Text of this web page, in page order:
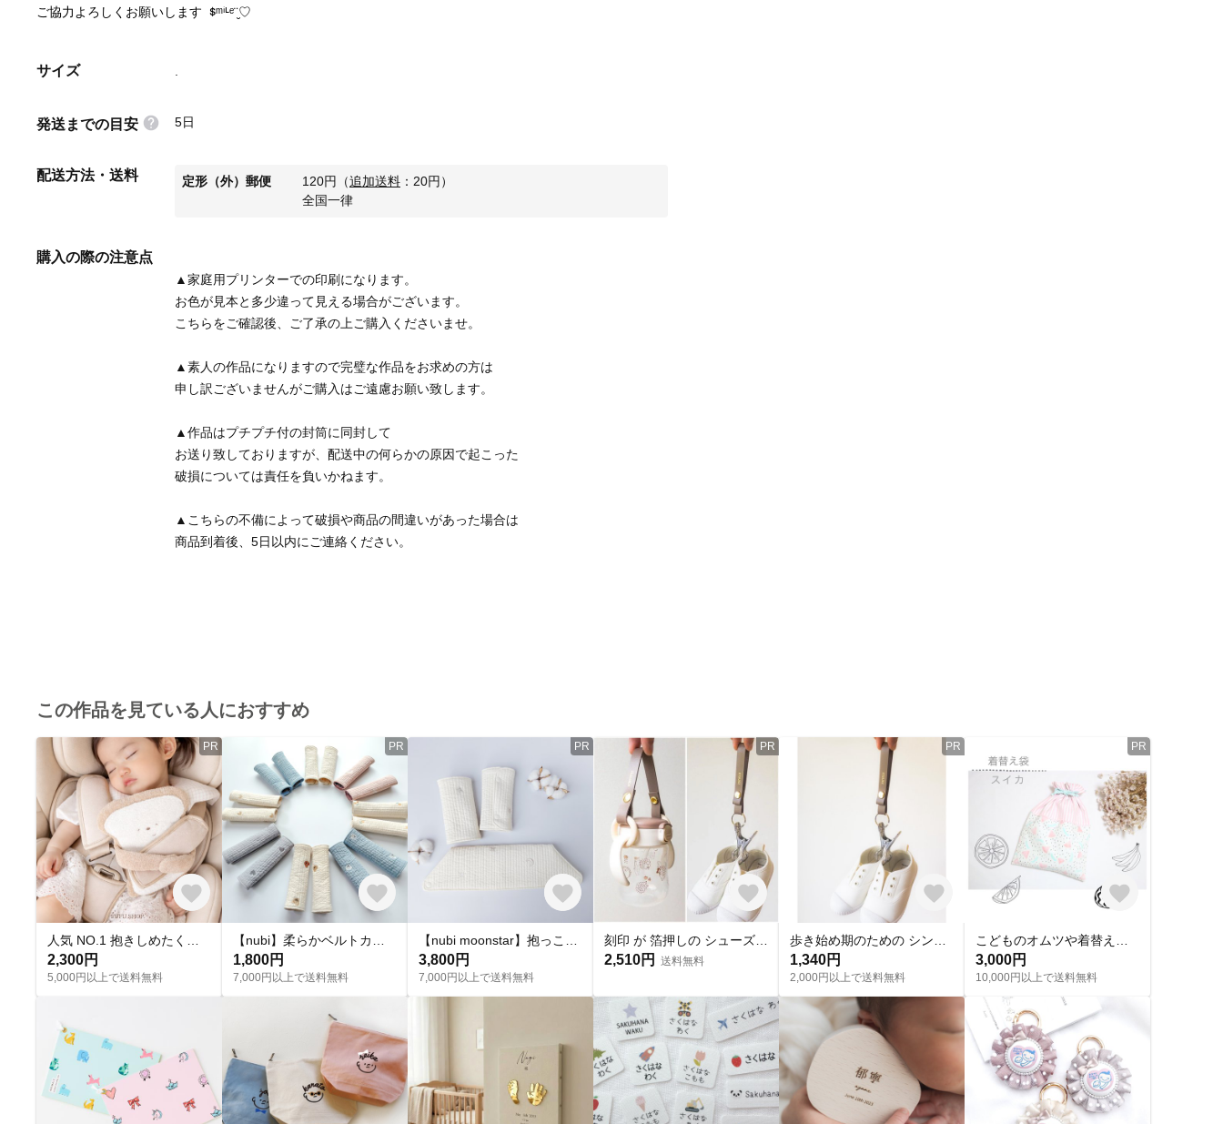
ご協力よろしくお願いします  ᙚᵐⁱᒻᵉ¨̮♡
サイズ
発送までの目安 5日
配送方法・送料 定形（外）郵便 120円 （追加送料 ： 20円）
全国一律
購入の際の注意点
▲家庭用プリンターでの印刷になります。
お色が見本と多少違って見える場合がございます。
こちらをご確認後、ご了承の上ご購入くださいませ。
▲素人の作品になりますので完璧な作品をお求めの方は
申し訳ございませんがご購入はご遠慮お願い致します。
▲作品はプチプチ付の封筒に同封して
お送り致しておりますが、配送中の何らかの原因で起こった
破損については責任を負いかねます。
▲こちらの不備によって破損や商品の間違いがあった場合は
商品到着後、5日以内にご連絡ください。
この作品を見ている人におすすめ
PR
2,300円
5,000円以上で送料無料
PR
1,800円
7,000円以上で送料無料
PR
3,800円
7,000円以上で送料無料
PR
2,510円 送料無料
PR
1,340円
2,000円以上で送料無料
PR
3,000円
10,000円以上で送料無料